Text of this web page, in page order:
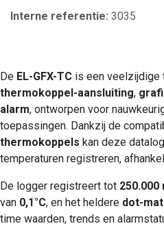
Interne referentie: 3035
De EL-GFX-TC is een veelzijdige
thermokoppel-aansluiting,
alarm, ontworpen voor
toepassingen. Dankzij de
thermokoppels kan deze
temperaturen registreren,
De logger registreert tot
van 0,1°C, en het heldere dot-
time waarden, trends en